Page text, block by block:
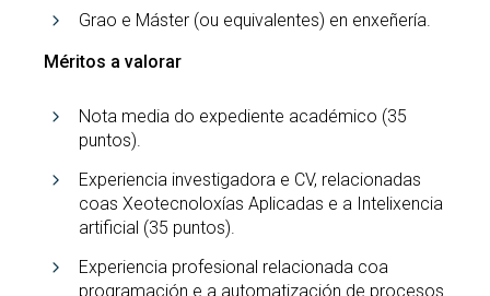
Grao e Máster (ou equivalentes) en enxeñería.
Méritos a valorar
Nota media do expediente académico (35
puntos).
Experiencia investigadora e CV, relacionadas
coas Xeotecnoloxías Aplicadas e a Intelixencia
artificial (35 puntos).
Experiencia profesional relacionada coa
programación e a automatización de procesos